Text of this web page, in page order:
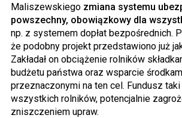
Maliszewskiego zmiana systemu
powszechny, obowiązkowy dla
np. z systemem dopłat bezpośrednich.
że podobny projekt przedstawiono już
Zakładał on obciążenie rolników
budżetu państwa oraz wsparcie
przeznaczonymi na ten cel. Fundusz taki
wszystkich rolników, potencjalnie
zniszczeniem upraw.